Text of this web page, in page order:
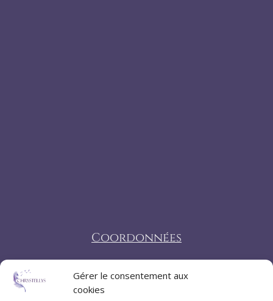
Gérer le consentement aux
cookies
Coordonnées
07 83 20 79 47